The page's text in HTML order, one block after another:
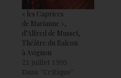
« les Caprices
de Marianne »,
d’Alfred de Musset,
Théâtre du Balcon
à Avignon
21 juillet 1995
Dans "Critique"